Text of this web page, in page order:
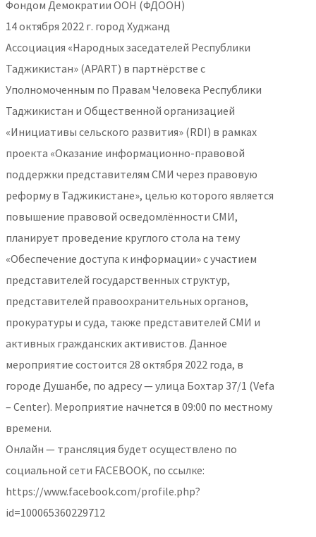
Фондом Демократии ООН (ФДООН)
14 октября 2022 г. город Худжанд
Ассоциация «Народных заседателей Республики
Таджикистан» (APART) в партнёрстве c
Уполномоченным по Правам Человека Республики
Таджикистан и Общественной организацией
«Инициативы сельского развития» (RDI) в рамках
проекта «Оказание информационно-правовой
поддержки представителям СМИ через правовую
реформу в Таджикистане», целью которого является
повышение правовой осведомлённости СМИ,
планирует проведение круглого стола на тему
«Обеспечение доступа к информации» с участием
представителей государственных структур,
представителей правоохранительных органов,
прокуратуры и суда, также представителей СМИ и
активных гражданских активистов. Данное
мероприятие состоится 28 октября 2022 года, в
городе Душанбе, по адресу — улица Бохтар 37/1 (Vefa
– Center). Мероприятие начнется в 09:00 по местному
времени.
Онлайн — трансляция будет осуществлено по
социальной сети FACEBOOK, по ссылке:
https://www.facebook.com/profile.php?
id=100065360229712